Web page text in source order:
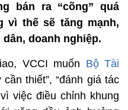
bán ra “cõng” quá
vì thế sẽ tăng mạnh,
doanh nghiệp.
VCCI muốn Bộ Tài
thiết”, “đánh giá tác
việc điều chỉnh khung